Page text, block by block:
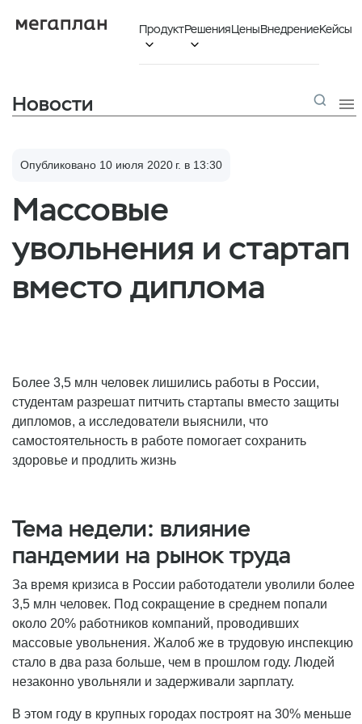
Продукт

Решения

ЦеныВнедрениеКейсы
Новости 
Опубликовано 10 июля 2020 г. в 13:30
Массовые
увольнения и стартап
вместо диплома
Более 3,5 млн человек лишились работы в России,
студентам разрешат питчить стартапы вместо защиты
дипломов, а исследователи выяснили, что
самостоятельность в работе помогает сохранить
здоровье и продлить жизнь
Тема недели: влияние
пандемии на рынок труда
За время кризиса в России работодатели уволили более
3,5 млн человек. Под сокращение в среднем попали
около 20% работников компаний, проводивших
массовые увольнения. Жалоб же в трудовую инспекцию
стало в два раза больше, чем в прошлом году. Людей
незаконно увольняли и задерживали зарплату.
В этом году в крупных городах построят на 30% меньше